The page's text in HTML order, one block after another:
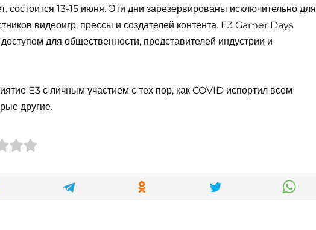
13-15 июня. Эти дни зарезервированы исключительно для
видеоигр, прессы и создателей контента. E3 Gamer Days
для общественности, представителей индустрии и
E3 с личным участием с тех пор, как COVID испортил всем
другие.